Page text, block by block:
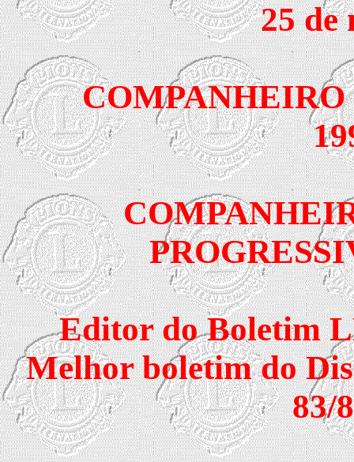
25 de
Editor do Boletim
Melhor boletim do
83/